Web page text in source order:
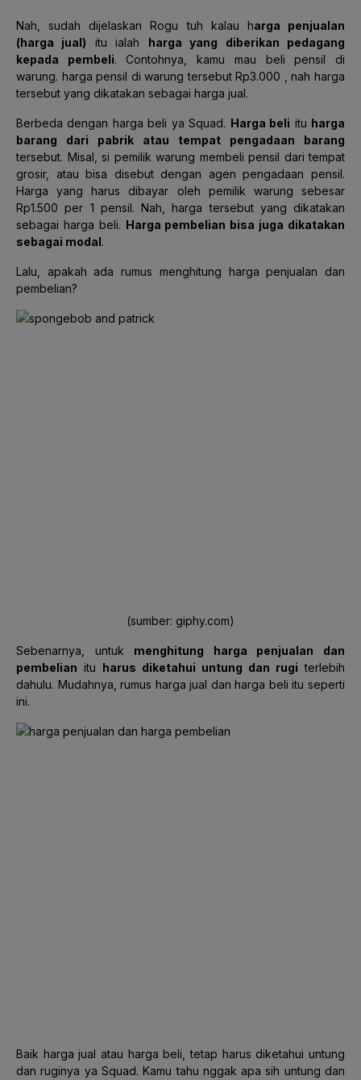
Nah, sudah dijelaskan Rogu tuh kalau harga penjualan
(harga jual) itu ialah harga yang diberikan pedagang
kepada pembeli. Contohnya, kamu mau beli pensil di
warung. harga pensil di warung tersebut Rp3.000 , nah harga
tersebut yang dikatakan sebagai harga jual.
Berbeda dengan harga beli ya Squad. Harga beli itu harga
barang dari pabrik atau tempat pengadaan barang
tersebut. Misal, si pemilik warung membeli pensil dari tempat
grosir, atau bisa disebut dengan agen pengadaan pensil.
Harga yang harus dibayar oleh pemilik warung sebesar
Rp1.500 per 1 pensil. Nah, harga tersebut yang dikatakan
sebagai harga beli. Harga pembelian bisa juga dikatakan
sebagai modal.
Lalu, apakah ada rumus menghitung harga penjualan dan
pembelian?
(sumber: giphy.com)
Sebenarnya, untuk menghitung harga penjualan dan
pembelian itu harus diketahui untung dan rugi terlebih
dahulu. Mudahnya, rumus harga jual dan harga beli itu seperti
ini.
Baik harga jual atau harga beli, tetap harus diketahui untung
dan ruginya ya Squad. Kamu tahu nggak apa sih untung dan